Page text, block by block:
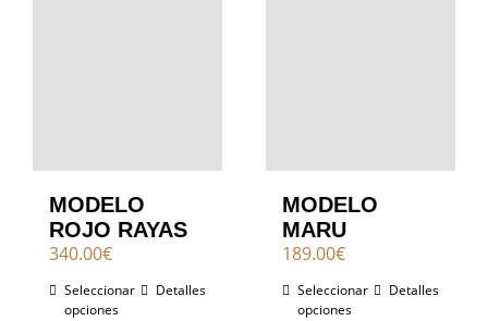
MODELO
ROJO RAYAS
340.00€
Seleccionar
opciones
Detalles
MODELO
MARU
189.00€
Seleccionar
opciones
Detalles